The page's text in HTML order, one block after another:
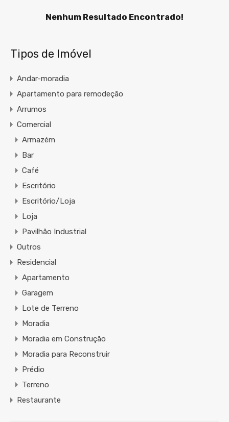
Nenhum Resultado Encontrado!
Tipos de Imóvel
Andar-moradia
Apartamento para remodeção
Arrumos
Comercial
Armazém
Bar
Café
Escritório
Escritório/Loja
Loja
Pavilhão Industrial
Outros
Residencial
Apartamento
Garagem
Lote de Terreno
Moradia
Moradia em Construção
Moradia para Reconstruir
Prédio
Terreno
Restaurante